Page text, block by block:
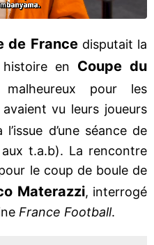
de France disputait la
en Coupe du
pour les
vu leurs joueurs
l’issue d’une séance de
t.a.b). La rencontre
le coup de boule de
Materazzi, interrogé
France Football.